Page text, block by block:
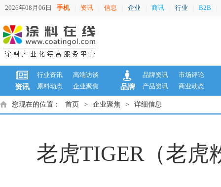
2026年08月06日 手机 资讯 信息 企业 商讯 行业 B2B
资讯
行业资讯
高端访谈
原料动态
企业聚焦 品牌
品牌资讯
市场评论
产品资讯
商业动态
您现在的位置： 首页 > 企业聚焦 > 详细信息
老虎TIGER（老虎